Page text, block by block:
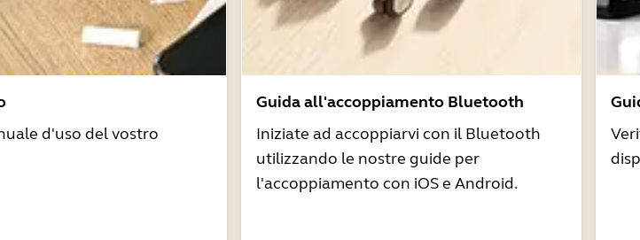
d'uso del vostro
Guida all'accoppiamento Bluetooth
Iniziate ad accoppiarvi con il Bluetooth
utilizzando le nostre guide per
l'accoppiamento con iOS e Android.